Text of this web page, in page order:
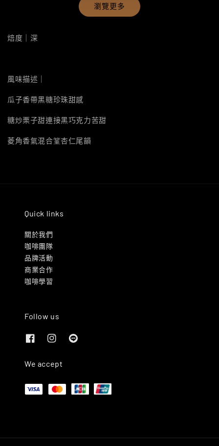
瀏覽更多
焙度｜深
風味描述｜
瓜子香帶黑糖珍珠甜感
糖炒栗子甜連接黑巧克力苦甜
菱角香氣混合䈽杏仁尾韻
Quick links
關於我們
咖啡團隊
品牌活動
商業合作
咖啡學習
Follow us
We accept